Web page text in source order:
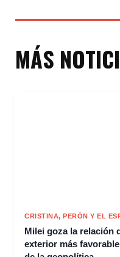
MÁS
CRISTINA, PERÓN Y EL
Milei goza la relación
exterior más